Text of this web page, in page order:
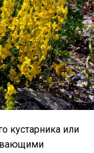
кустарника или